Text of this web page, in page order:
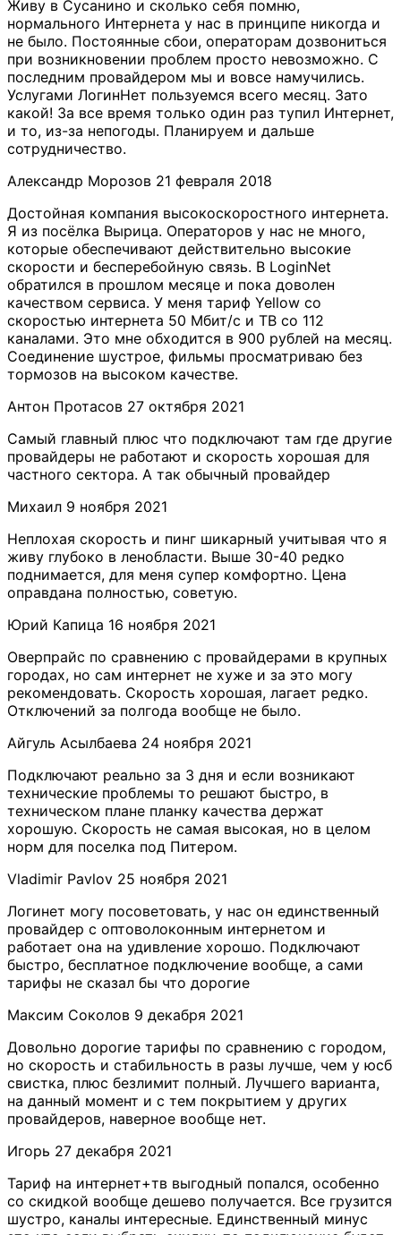
Живу в Сусанино и сколько себя помню,
нормального Интернета у нас в принципе никогда и
не было. Постоянные сбои, операторам дозвониться
при возникновении проблем просто невозможно. С
последним провайдером мы и вовсе намучились.
Услугами ЛогинНет пользуемся всего месяц. Зато
какой! За все время только один раз тупил Интернет,
и то, из-за непогоды. Планируем и дальше
сотрудничество.
​Александр Морозов 21 февраля 2018
Достойная компания высокоскоростного интернета.
Я из посёлка Вырица. Операторов у нас не много,
которые обеспечивают действительно высокие
скорости и бесперебойную связь. В LoginNet
обратился в прошлом месяце и пока доволен
качеством сервиса. У меня тариф Yellow со
скоростью интернета 50 Мбит/с и ТВ со 112
каналами. Это мне обходится в 900 рублей на месяц.
Соединение шустрое, фильмы просматриваю без
тормозов на высоком качестве.
​Антон Протасов 27 октября 2021
Самый главный плюс что подключают там где другие
провайдеры не работают и скорость хорошая для
частного сектора. А так обычный провайдер
​Михаил 9 ноября 2021
Неплохая скорость и пинг шикарный учитывая что я
живу глубоко в ленобласти. Выше 30-40 редко
поднимается, для меня супер комфортно. Цена
оправдана полностью, советую.
Юрий Капица 16 ноября 2021
Оверпрайс по сравнению с провайдерами в крупных
городах, но сам интернет не хуже и за это могу
рекомендовать. Скорость хорошая, лагает редко.
Отключений за полгода вообще не было.
​Айгуль Асылбаева 24 ноября 2021
Подключают реально за 3 дня и если возникают
технические проблемы то решают быстро, в
техническом плане планку качества держат
хорошую. Скорость не самая высокая, но в целом
норм для поселка под Питером.
Vladimir Pavlov 25 ноября 2021
Логинет могу посоветовать, у нас он единственный
провайдер с оптоволоконным интернетом и
работает она на удивление хорошо. Подключают
быстро, бесплатное подключение вообще, а сами
тарифы не сказал бы что дорогие
​Максим Соколов 9 декабря 2021
Довольно дорогие тарифы по сравнению с городом,
но скорость и стабильность в разы лучше, чем у юсб
свистка, плюс безлимит полный. Лучшего варианта,
на данный момент и с тем покрытием у других
провайдеров, наверное вообще нет.
​Игорь 27 декабря 2021
Тариф на интернет+тв выгодный попался, особенно
со скидкой вообще дешево получается. Все грузится
шустро, каналы интересные. Единственный минус